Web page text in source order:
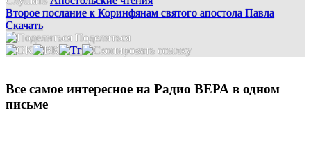
Второе послание к Коринфянам святого апостола Павла
Скачать
Поделиться
Все самое интересное на Радио ВЕРА в одном
письме